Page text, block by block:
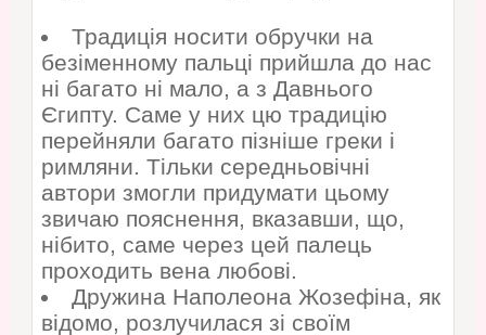
Традиція носити обручки на
безіменному пальці прийшла до нас
ні багато ні мало, а з Давнього
Єгипту. Саме у них цю традицію
перейняли багато пізніше греки і
римляни. Тільки середньовічні
автори змогли придумати цьому
звичаю пояснення, вказавши, що,
нібито, саме через цей палець
проходить вена любові.
Дружина Наполеона Жозефіна, як
відомо, розлучилася зі своїм